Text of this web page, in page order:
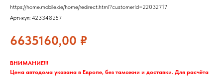
https://home.mobile.de/home/redirect.html?customerId=22032717
Артикул: 423348257
6635160,00 ₽
ВНИМАНИЕ!!!
Цена автодома указана в Европе, без таможни и доставки. Для расчёта